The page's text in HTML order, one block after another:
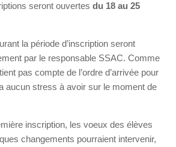
seront ouvertes du 18 au 25
la période d’inscription seront
par le responsable SSAC. Comme
pas compte de l’ordre d’arrivée pour
aucun stress à avoir sur le moment de
inscription, les voeux des élèves
changements pourraient intervenir,